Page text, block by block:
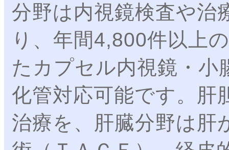
分野は内視鏡検査や治
り、年間4,800件以上
たカプセル内視鏡・小
化管対応可能です。肝
治療を、肝臓分野は肝